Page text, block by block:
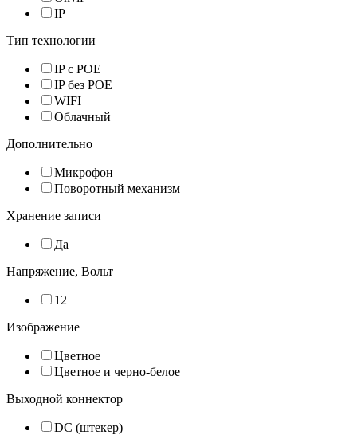
IP
Тип технологии
IP с POE
IP без POE
WIFI
Облачный
Дополнительно
Микрофон
Поворотный механизм
Хранение записи
Да
Напряжение, Вольт
12
Изображение
Цветное
Цветное и черно-белое
Выходной коннектор
DC (штекер)